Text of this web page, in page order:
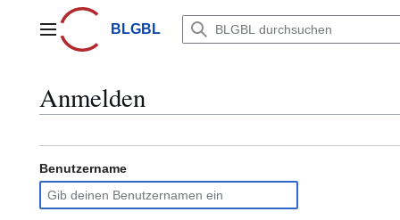
springenHauptmenüBLGBL
Anmelden
Benutzername